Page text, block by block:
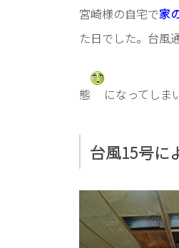
宮崎様の自宅で家
た日でした。台風
態 になってしま
台風15号に